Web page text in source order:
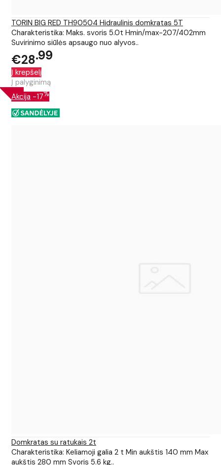
TORIN BIG RED TH90504 Hidraulinis domkratas 5T
Charakteristika: Maks. svoris 5.0t Hmin/max-207/402mm
Suvirinimo siūlės apsaugo nuo alyvos..
€28 99
Į krepšelį
Į palyginimą
Akcija -17%
Domkratas su ratukais 2t
Charakteristika: Keliamoji galia 2 t Min aukštis 140 mm Max
aukštis 280 mm Svoris 5.6 kg..